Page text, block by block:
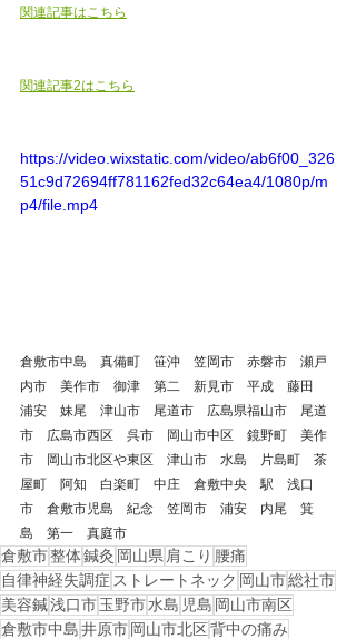
関連記事はこちら
関連記事2はこちら
https://video.wixstatic.com/video/ab6f00_326
51c9d72694ff781162fed32c64ea4/1080p/m
p4/file.mp4
倉敷市中島　真備町　笹沖　笠岡市　赤磐市　瀬戸
内市　美作市　御津　第二　新見市　平成　藤田
浦安　妹尾　津山市　尾道市　広島県福山市　尾道
市　広島市西区　呉市　岡山市中区　鏡野町　美作
市　岡山市北区や東区　津山市　水島　片島町　茶
屋町　阿知　白楽町　中庄　倉敷中央　駅　浅口
市　倉敷市児島　紀念　笠岡市　浦安　内尾　箕
島　第一　真庭市
倉敷市整体鍼灸 岡山県 肩こり 腰痛
自律神経失調症 ストレートネック 岡山市総社市
美容鍼浅口市玉野市水島 児島 岡山市南区
倉敷市中島井原市 岡山市北区背中の痛み